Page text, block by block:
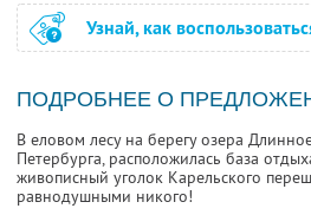
Узнай, как
ПОДРОБНЕЕ О
В еловом лесу на берегу озера
Петербурга, расположилась база
живописный уголок Карельского
равнодушными никого!